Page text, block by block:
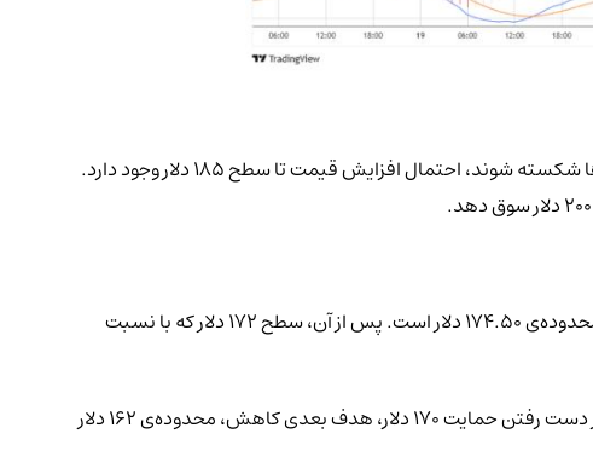
در مسیر صعودی، مقاومت اولیه در سطح ۱۷۸ دلار قرار دارد. مقاومت مهم بعدی نیز در نزدیکی ۱۸۰ دلار قرار گرفته است. اگر این مقاومت‌ها شکسته شوند، احتمال افزایش قیمت تا سطح ۱۸۵ دلار وجود دارد.
در صورتی که سولانا نتواند مقاومت ۱۸۰ دلاری را بشکند، ممکن است بار دیگر وارد روند نزولی شود. نخستین سطح حمایت در این حالت، محدوده‌ی ۱۷۴.۵۰ دلار است. پس از آن، سطح ۱۷۲ دلار که با نسبت
اگر شکست معناداری زیر سطح ۱۷۲ دلار رخ دهد، قیمت ممکن است به سمت حمایت ۱۷۰ دلار و خط روند صعودی حرکت کند. در صورت از دست رفتن حمایت ۱۷۰ دلار، هدف بعدی کاهش، محدوده‌ی ۱۶۲ دلار